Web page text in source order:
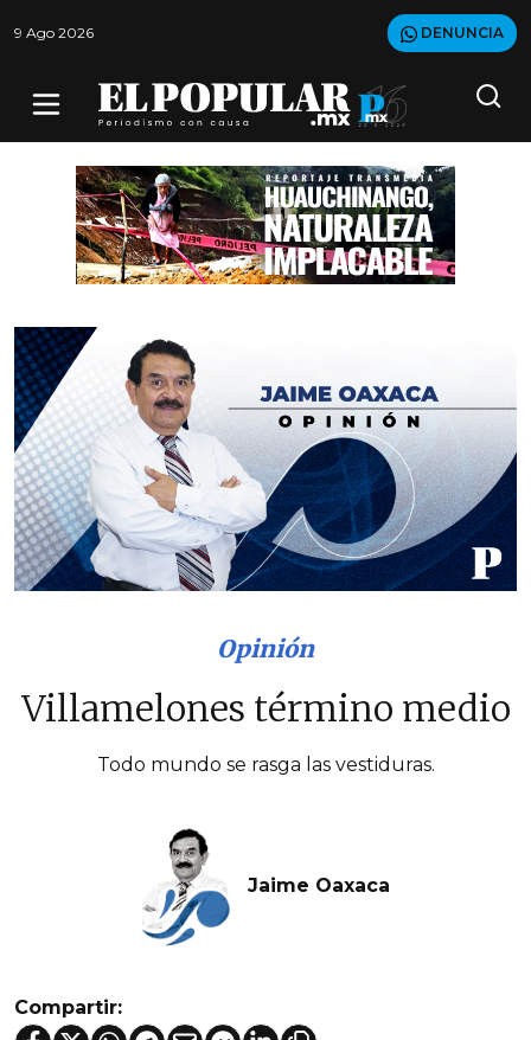
9 Ago 2026 DENUNCIA
Opinión
Villamelones término medio
Todo mundo se rasga las vestiduras.
Jaime Oaxaca
Compartir: